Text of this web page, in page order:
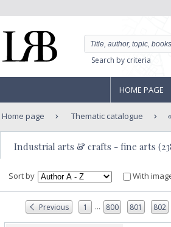
Search by criteria
HOME PAGE
Home page Thematic catalogue
Industrial arts & crafts - fine arts
Sort by With
Previous 1 ... 800 801 802